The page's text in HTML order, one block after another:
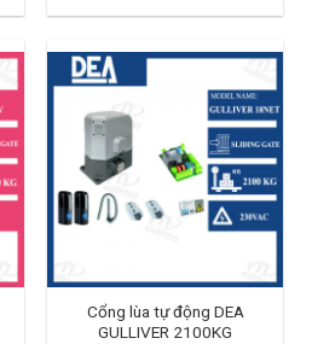
5 sao
Cổng lùa tự động DEA
GULLIVER 2100KG